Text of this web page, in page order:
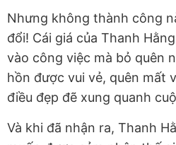
Nhưng không thành công
đổi! Cái giá của Thanh
vào công việc mà bỏ quên
hồn được vui vẻ, quên mất
điều đẹp đẽ xung quanh
Và khi đã nhận ra, Thanh